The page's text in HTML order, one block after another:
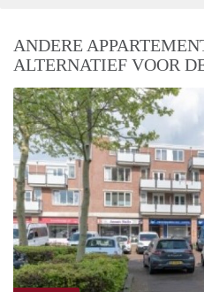
ANDERE
ALTERNATIEF VOOR